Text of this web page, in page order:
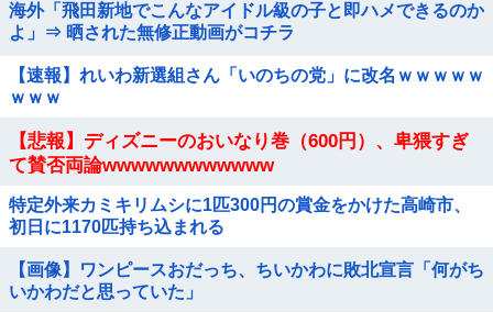
海外「飛田新地でこんなアイドル級の子と即ハメできるのか
よ」⇒ 晒された無修正動画がコチラ
【速報】れいわ新選組さん「いのちの党」に改名ｗｗｗｗｗ
ｗｗｗ
【悲報】ディズニーのおいなり巻（600円）、卑猥すぎ
て賛否両論wwwwwwwwwwww
特定外来カミキリムシに1匹300円の賞金をかけた高崎市、
初日に1170匹持ち込まれる
【画像】ワンピースおだっち、ちいかわに敗北宣言「何がち
いかわだと思っていた」